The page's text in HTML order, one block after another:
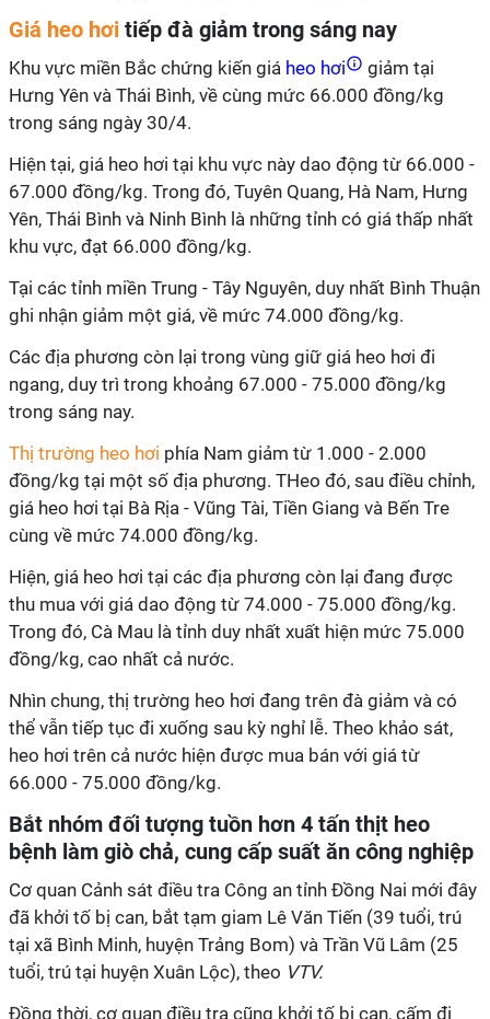
Giá heo hơi tiếp đà giảm trong sáng nay
Khu vực miền Bắc chứng kiến giá heo hơi
giảm tại
Hưng Yên và Thái Bình, về cùng mức 66.000 đồng/kg
trong sáng ngày 30/4.
Hiện tại, giá heo hơi tại khu vực này dao động từ 66.000 -
67.000 đồng/kg. Trong đó, Tuyên Quang, Hà Nam, Hưng
Yên, Thái Bình và Ninh Bình là những tỉnh có giá thấp nhất
khu vực, đạt 66.000 đồng/kg.
Tại các tỉnh miền Trung - Tây Nguyên, duy nhất Bình Thuận
ghi nhận giảm một giá, về mức 74.000 đồng/kg.
Các địa phương còn lại trong vùng giữ giá heo hơi đi
ngang, duy trì trong khoảng 67.000 - 75.000 đồng/kg
trong sáng nay.
Thị trường heo hơi phía Nam giảm từ 1.000 - 2.000
đồng/kg tại một số địa phương. THeo đó, sau điều chỉnh,
giá heo hơi tại Bà Rịa - Vũng Tài, Tiền Giang và Bến Tre
cùng về mức 74.000 đồng/kg.
Hiện, giá heo hơi tại các địa phương còn lại đang được
thu mua với giá dao động từ 74.000 - 75.000 đồng/kg.
Trong đó, Cà Mau là tỉnh duy nhất xuất hiện mức 75.000
đồng/kg, cao nhất cả nước.
Nhìn chung, thị trường heo hơi đang trên đà giảm và có
thể vẫn tiếp tục đi xuống sau kỳ nghỉ lễ. Theo khảo sát,
heo hơi trên cả nước hiện được mua bán với giá từ
66.000 - 75.000 đồng/kg.
Bắt nhóm đối tượng tuồn hơn 4 tấn thịt heo
bệnh làm giò chả, cung cấp suất ăn công nghiệp
Cơ quan Cảnh sát điều tra Công an tỉnh Đồng Nai mới đây
đã khởi tố bị can, bắt tạm giam Lê Văn Tiến (39 tuổi, trú
tại xã Bình Minh, huyện Trảng Bom) và Trần Vũ Lâm (25
tuổi, trú tại huyện Xuân Lộc), theo VTV.
Đồng thời, cơ quan điều tra cũng khởi tố bị can, cấm đi